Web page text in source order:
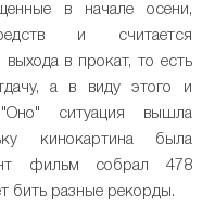
в начале осени,
и считается
в прокат, то есть
а в виду этого и
ситуация вышла
кинокартина была
фильм собрал 478
бить разные рекорды.